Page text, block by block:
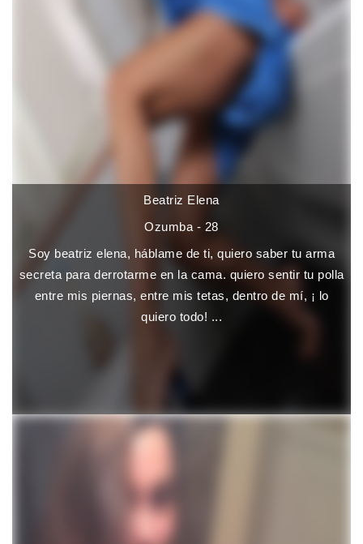
Beatriz Elena
Ozumba - 28
Soy beatriz elena, háblame de ti, quiero saber tu arma
secreta para derrotarme en la cama. quiero sentir tu polla
entre mis piernas, entre mis tetas, dentro de mí, ¡ lo
quiero todo! ...